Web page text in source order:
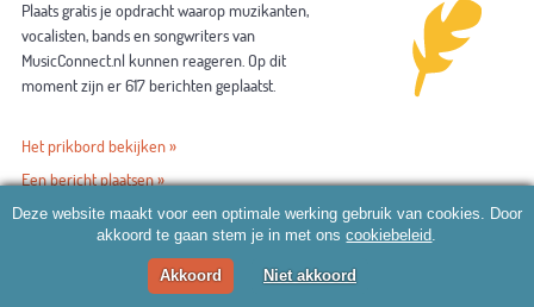
Plaats gratis je opdracht waarop muzikanten,
vocalisten, bands en songwriters van
MusicConnect.nl kunnen reageren. Op dit
moment zijn er 617 berichten geplaatst.
Het prikbord bekijken »
Een bericht plaatsen »
Een digitaal visitekaartje op dé site in jouw
Deze website maakt voor een optimale werking gebruik van cookies. Door
akkoord te gaan stem je in met onscookiebeleid.
Akkoord Niet akkoord